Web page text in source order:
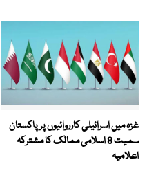
غزہ میں اسرائیلی کارروائیوں پر پاکستان
سمیت 8 اسلامی ممالک کا مشترکہ
اعلامیہ